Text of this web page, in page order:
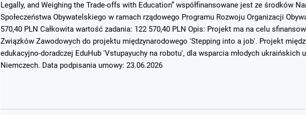
Legally, and Weighing the Trade-offs with Education” współfinansowane jest ze środków
Społeczeństwa Obywatelskiego w ramach rządowego Programu Rozwoju Organizacji
570,40 PLN Całkowita wartość zadania: 122 570,40 PLN Opis: Projekt ma na celu
Związków Zawodowych do projektu międzynarodowego 'Stepping into a job'. Projekt
edukacyjno-doradczej EduHub 'Vstupayuchy na robotu', dla wsparcia młodych
Niemczech. Data podpisania umowy: 23.06.2026